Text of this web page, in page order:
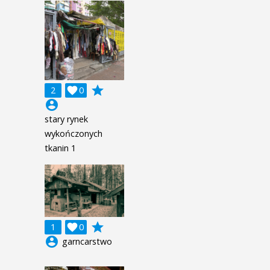
2 0

grade
account_circle
stary rynek
wykończonych
tkanin 1
1 0

grade
account_circle garncarstwo